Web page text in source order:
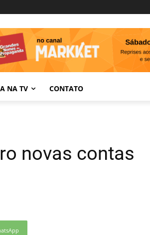
NA TV CONTATO
novas contas